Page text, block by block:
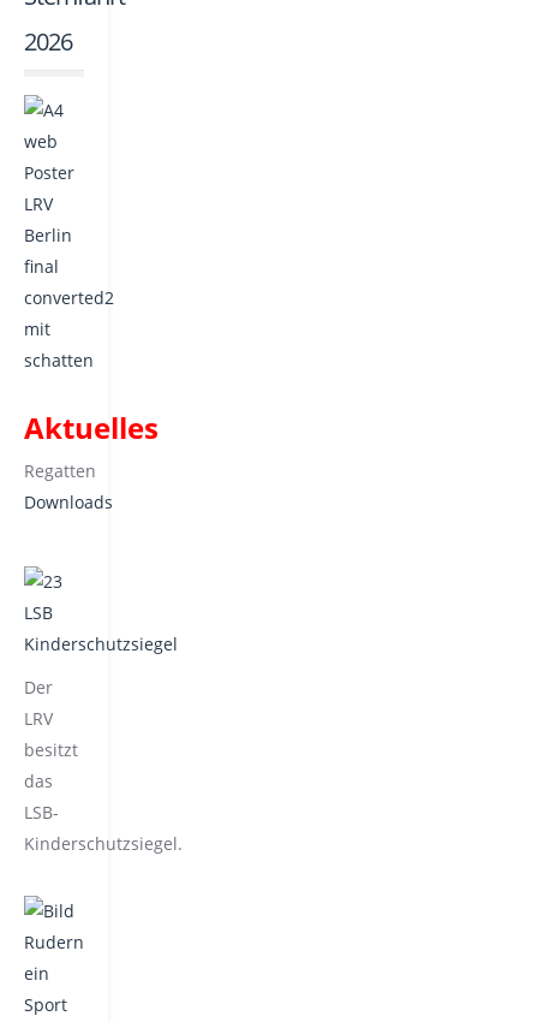
2026
Aktuelles
Regatten
Downloads
Der
LRV
besitzt
das
LSB-
Kinderschutzsiegel.